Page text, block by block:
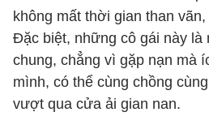
không mất thời gian than
Đặc biệt, những cô gái này
chung, chẳng vì gặp nạn mà
mình, có thể cùng chồng
vượt qua cửa ải gian nan.